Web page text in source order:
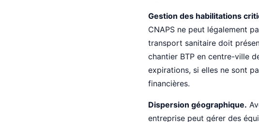
Gestion des habilitations
CNAPS ne peut légalement
transport sanitaire doit
chantier BTP en centre-ville
expirations, si elles ne sont
financières.
Dispersion géographique.
entreprise peut gérer des